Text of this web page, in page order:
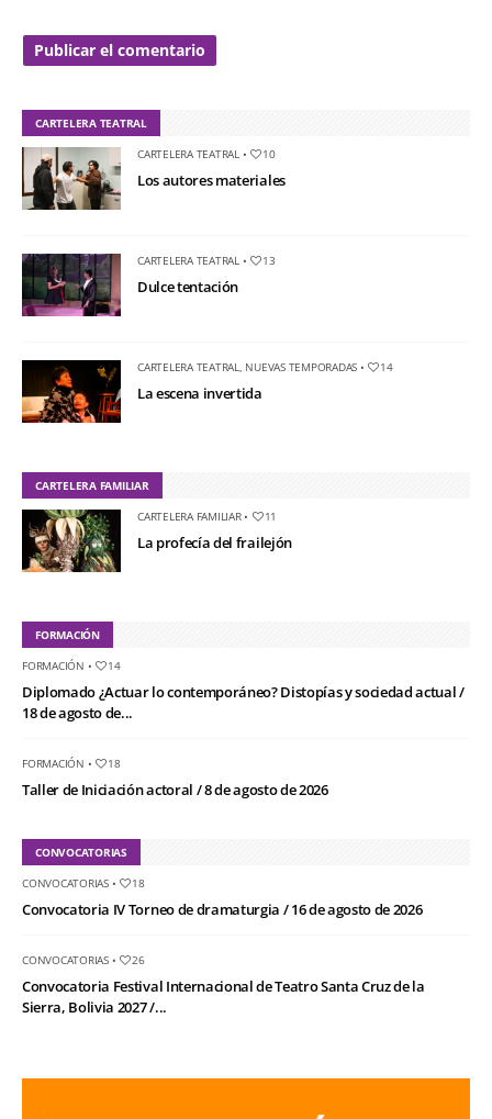
CARTELERA TEATRAL
CARTELERA TEATRAL• 10
Los autores materiales
CARTELERA TEATRAL• 13
Dulce tentación
CARTELERA TEATRAL, NUEVAS TEMPORADAS • 14
La escena invertida
CARTELERA FAMILIAR
CARTELERA FAMILIAR• 11
La profecía del frailejón
FORMACIÓN
FORMACIÓN • 14
Diplomado ¿Actuar lo contemporáneo? Distopías y sociedad actual /
18 de agosto de...
FORMACIÓN • 18
Taller de Iniciación actoral / 8 de agosto de 2026
CONVOCATORIAS
CONVOCATORIAS• 18
Convocatoria IV Torneo de dramaturgia / 16 de agosto de 2026
CONVOCATORIAS• 26
Convocatoria Festival Internacional de Teatro Santa Cruz de la
Sierra, Bolivia 2027 /...